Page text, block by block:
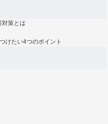
対策とは
けたい4つのポイント